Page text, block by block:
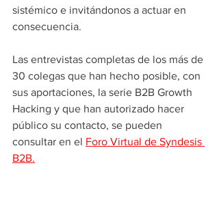
sistémico e invitándonos a actuar en
consecuencia.
Las entrevistas completas de los más de
30 colegas que han hecho posible, con
sus aportaciones, la serie B2B Growth
Hacking y que han autorizado hacer
público su contacto, se pueden
consultar en el Foro Virtual de Syndesis
B2B.